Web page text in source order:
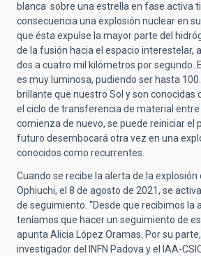
blanca sobre una estrella en fase activa
consecuencia una explosión nuclear en
que ésta expulse la mayor parte del
de la fusión hacia el espacio interestelar,
dos a cuatro mil kilómetros por segundo.
es muy luminosa, pudiendo ser hasta
brillante que nuestro Sol y son conocidas
el ciclo de transferencia de material
comienza de nuevo, se puede reiniciar el
futuro desembocará otra vez en una
conocidos como recurrentes.
Cuando se recibe la alerta de la explosión
Ophiuchi, el 8 de agosto de 2021, se
de seguimiento. “Desde que recibimos la
teníamos que hacer un seguimiento de
apunta Alicia López Oramas. Por su
investigador del INFN Padova y el IAA-